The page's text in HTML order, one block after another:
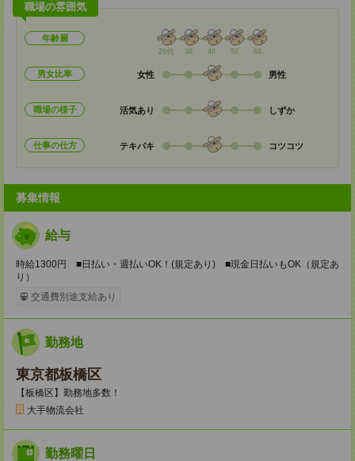
職場の雰囲気
年齢層
20代 30 40 50 60
男女比率 女性 男性
職場の様子 活気あり しずか
仕事の仕方 テキパキ コツコツ
募集情報
給与
時給1300円 ■日払い・週払いOK！(規定あり) ■現金日払いもOK（規定あ
り）
交通費別途支給あり
勤務地
東京都板橋区
【板橋区】勤務地多数！
大手物流会社
勤務曜日